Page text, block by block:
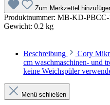
Zum Merkzettel
Produktnummer: MB-KD-PBCC-
Gewicht: 0.2 kg
Beschreibung
Cory
cm waschmaschinen- und
keine Weichspüler
Menü schließen